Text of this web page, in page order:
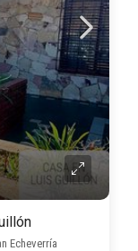
Echeverría